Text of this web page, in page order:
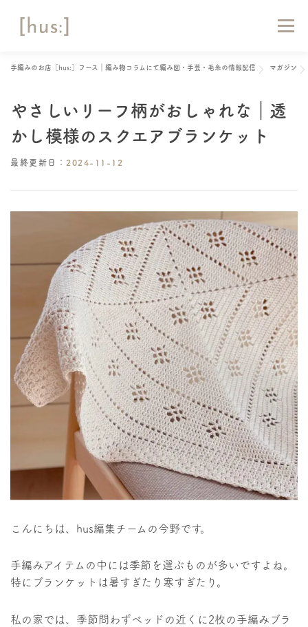
メニュー
ショップリスト オンラインショップ お問い合わせ
手編みのお店［hus:］フース｜編み物コラムにて編み図・手芸・毛糸の情報配信 マガジン
やさしいリーフ柄がおしゃれな｜透
かし模様のスクエアブランケット
最終更新日： 2024-11-12
こんにちは、hus編集チームの今野です。
手編みアイテムの中には季節を選ぶものが多いですよね。
特にブランケットは暑すぎたり寒すぎたり。
私の家では、季節問わずベッドの近くに2枚の手編みブラ